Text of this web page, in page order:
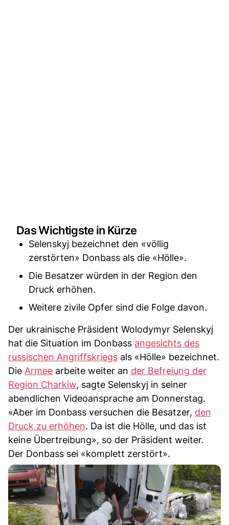
Das Wichtigste in Kürze
Selenskyj bezeichnet den «völlig
zerstörten» Donbass als die «Hölle».
Die Besatzer würden in der Region den
Druck erhöhen.
Weitere zivile Opfer sind die Folge davon.
Der ukrainische Präsident Wolodymyr Selenskyj
hat die Situation im Donbass angesichts des
russischen Angriffskriegs als «Hölle» bezeichnet.
Die Armee arbeite weiter an der Befreiung der
Region Charkiw, sagte Selenskyj in seiner
abendlichen Videoansprache am Donnerstag.
«Aber im Donbass versuchen die Besatzer, den
Druck zu erhöhen. Da ist die Hölle, und das ist
keine Übertreibung», so der Präsident weiter.
Der Donbass sei «komplett zerstört».